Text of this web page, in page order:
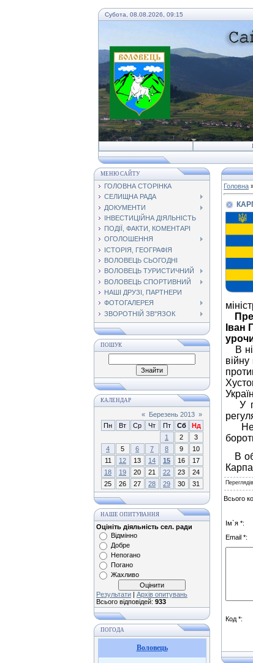
Субота, 08.08.2026, 09:15
МЕНЮ САЙТУ
ГОЛОВНА СТОРІНКА
СЕЛИЩНА РАДА
ДОКУМЕНТИ
ІНВЕСТИЦІЙНА ДІЯЛЬНІСТЬ
ПОДІЇ, ФАКТИ, КОМЕНТАРІ
ОГОЛОШЕННЯ
ІСТОРІЯ, ГЕОГРАФІЯ
ВОЛОВЕЦЬ СЬОГОДНІ
ВОЛОВЕЦЬ ТУРИСТИЧНИЙ
ВОЛОВЕЦЬ СПОРТИВНИЙ
НАШІ ДРУЗІ, ПАРТНЕРИ
ФОТОГАЛЕРЕЯ
ЗВОРОТНІЙ ЗВ"ЯЗОК
ПОШУК
КАЛЕНДАР
« Березень 2013 »
Пн
Вт Ср Чт Пт Сб
Нд
1
2
3
4
5 6 7 8 9
10
11
12 13 14 15 16
17
18
19 20 21 22 23
24
25
26 27 28 29 30 31
НАШЕ ОПИТУВАННЯ
Оцініть діяльність сел. ради
Відмінно
Добре
Непогано
Погано
Жахливо
Результати | Архів опитувань
Всього відповідей: 933
ПОГОДА
Воловець
Головна
Іван
В
У
В
Переглядів
Всього
Ім`я *:
Email *:
Код *: